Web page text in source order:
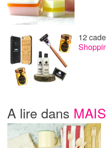
12
A lire dans